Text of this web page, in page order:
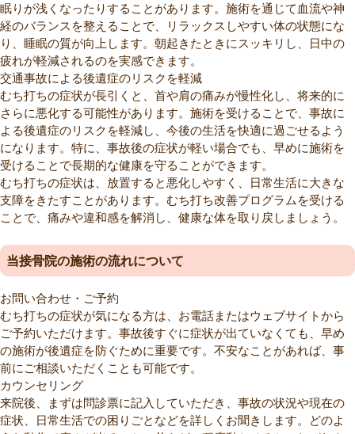
眠りが浅くなったりすることがあります。施術を通じて血流や神
経のバランスを整えることで、リラックスしやすい体の状態にな
り、睡眠の質が向上します。朝起きたときにスッキリし、日中の
疲れが軽減されるのを実感できます。
交通事故による後遺症のリスクを軽減
むち打ちの症状が長引くと、首や肩の痛みが慢性化し、将来的に
さらに悪化する可能性があります。施術を受けることで、事故に
よる後遺症のリスクを軽減し、今後の生活を快適に過ごせるよう
になります。特に、事故後の症状が軽い場合でも、早めに施術を
受けることで長期的な健康を守ることができます。
むち打ちの症状は、放置すると悪化しやすく、日常生活に大きな
支障をきたすことがあります。むち打ち改善プログラムを受ける
ことで、痛みや違和感を解消し、健康な体を取り戻しましょう。
当接骨院の施術の流れについて
お問い合わせ・ご予約
むち打ちの症状が気になる方は、お電話またはウェブサイトから
ご予約いただけます。事故後すぐに症状が出ていなくても、早め
の施術が後遺症を防ぐために重要です。不安なことがあれば、事
前にご相談いただくことも可能です。
カウンセリング
来院後、まずは問診票に記入していただき、事故の状況や現在の
症状、日常生活での困りごとなどを詳しくお聞きします。どのよ